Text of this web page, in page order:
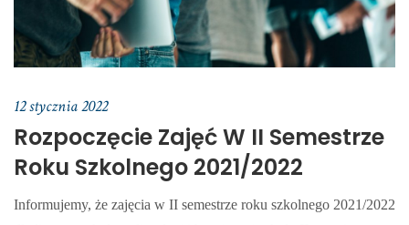
12 stycznia 2022
Rozpoczęcie Zajęć W II Semestrze
Roku Szkolnego 2021/2022
Informujemy, że zajęcia w II semestrze roku szkolnego 2021/2022